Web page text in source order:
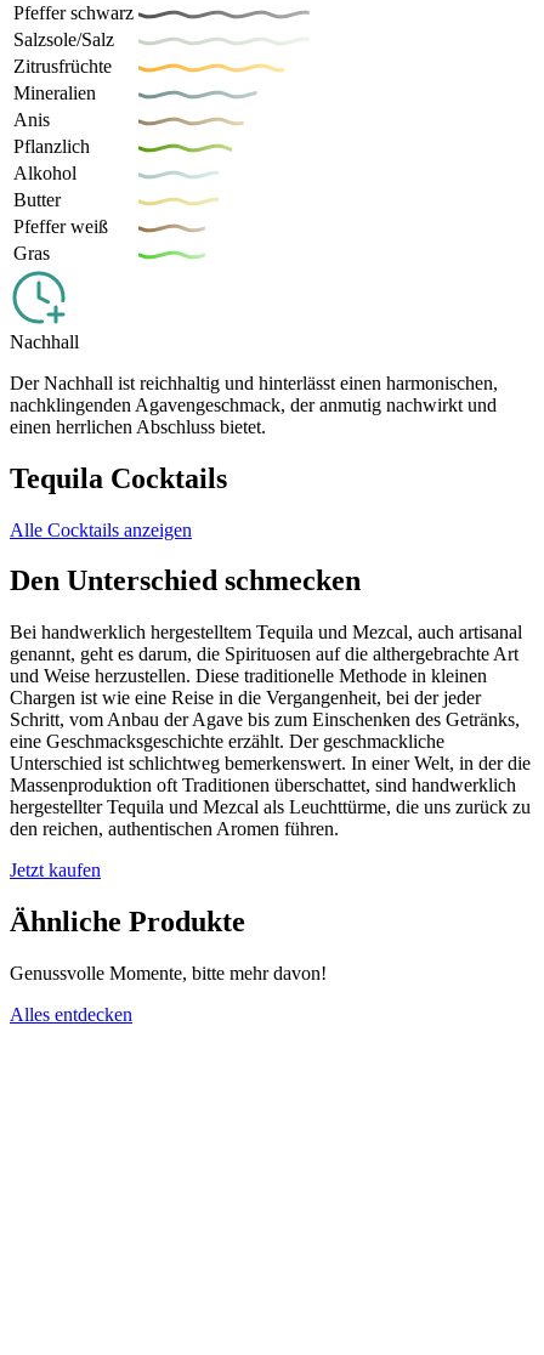
Pfeffer schwarz
Salzsole/Salz
Zitrusfrüchte
Mineralien
Anis
Pflanzlich
Alkohol
Butter
Pfeffer weiß
Gras
Nachhall
Der Nachhall ist reichhaltig und hinterlässt einen harmonischen,
nachklingenden Agavengeschmack, der anmutig nachwirkt und
einen herrlichen Abschluss bietet.
Tequila Cocktails
Alle Cocktails anzeigen
Den Unterschied schmecken
Bei handwerklich hergestelltem Tequila und Mezcal, auch artisanal
genannt, geht es darum, die Spirituosen auf die althergebrachte Art
und Weise herzustellen. Diese traditionelle Methode in kleinen
Chargen ist wie eine Reise in die Vergangenheit, bei der jeder
Schritt, vom Anbau der Agave bis zum Einschenken des Getränks,
eine Geschmacksgeschichte erzählt. Der geschmackliche
Unterschied ist schlichtweg bemerkenswert. In einer Welt, in der die
Massenproduktion oft Traditionen überschattet, sind handwerklich
hergestellter Tequila und Mezcal als Leuchttürme, die uns zurück zu
den reichen, authentischen Aromen führen.
Jetzt kaufen
Ähnliche Produkte
Genussvolle Momente, bitte mehr davon!
Alles entdecken